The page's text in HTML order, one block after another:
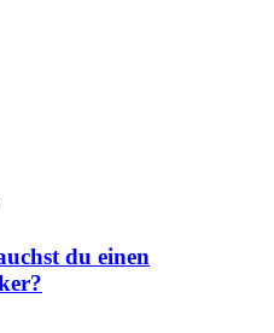
du einen